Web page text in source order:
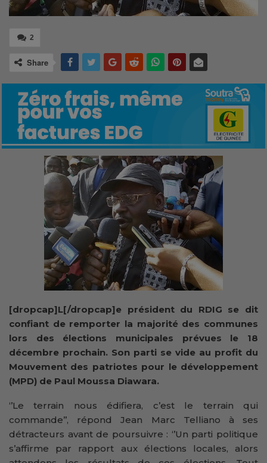
2
Share
[dropcap]L[/dropcap]e président du RDIG se dit
confiant de remporter la majorité des communes
lors des élections municipales prévues le 18
décembre prochain. Son parti se vide au profit du
Mouvement des patriotes pour le développement
(MPD) de Paul Moussa Diawara.
‘’Le terrain nous édifiera, c’est le terrain qui
commande’’, répond Jean Marc Telliano à ses
détracteurs avant de poursuivre : ‘’Un parti politique
s’affirme par rapport aux élections locales, alors